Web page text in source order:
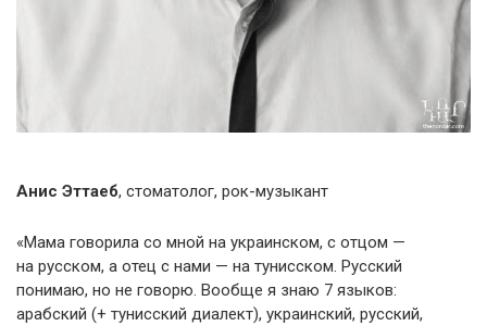
Анис Эттаеб, стоматолог, рок-музыкант
«Мама говорила со мной на украинском, с отцом —
на русском, а отец с нами — на тунисском. Русский
понимаю, но не говорю. Вообще я знаю 7 языков:
арабский (+ тунисский диалект), украинский, русский,